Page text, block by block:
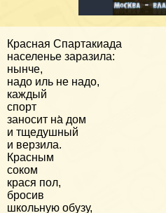
Красная Спартакиада
населенье заразила:
нынче,
надо иль не надо,
каждый
спорт
заносит на̀ дом
и тщедушный
и верзила.
Красным
соком
крася пол,
бросив
школьную обузу,